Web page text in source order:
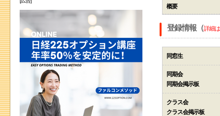
概要
登録情報（詳細
同窓生
同期会
同期会掲示板
クラス会
クラス会掲示板